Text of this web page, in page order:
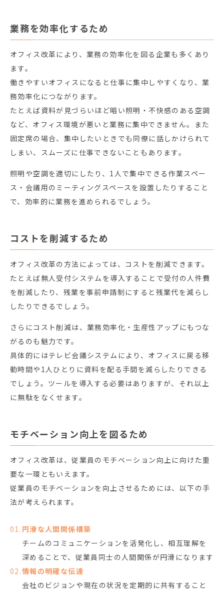
業務を効率化するため
オフィス改革により、業務の効率化を図る企業も多くあり
ます。
働きやすいオフィスになると仕事に集中しやすくなり、業
務効率化につながります。
たとえば資料が見づらいほど暗い照明・不快感のある空調
など、オフィス環境が悪いと業務に集中できません。また
固定席の場合、集中したいときでも同僚に話しかけられて
しまい、スムーズに仕事できないこともあります。
照明や空調を適切にしたり、1人で集中できる作業スペー
ス・会議用のミーティングスペースを設置したりすること
で、効率的に業務を進められるでしょう。
コストを削減するため
オフィス改革の方法によっては、コストを削減できます。
たとえば無人受付システムを導入することで受付の人件費
を削減したり、残業を事前申請制にすると残業代を減らし
したりできるでしょう。
さらにコスト削減は、業務効率化・生産性アップにもつな
がるのも魅力です。
具体的にはテレビ会議システムにより、オフィスに戻る移
動時間や1人ひとりに資料を配る手間を減らしたりできる
でしょう。ツールを導入する必要はありますが、それ以上
に無駄をなくせます。
モチベーション向上を図るため
オフィス改革は、従業員のモチベーション向上に向けた重
要な一環ともいえます。
従業員のモチベーションを向上させるためには、以下の手
法が考えられます。
円滑な人間関係構築
チームのコミュニケーションを活発化し、相互理解を
深めることで、従業員同士の人間関係が円滑になります
情報の明確な伝達
会社のビジョンや現在の状況を定期的に共有すること